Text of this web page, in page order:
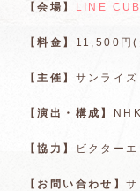
【会場】 LINE
【料金】 11,500円(
【主催】 サンライ
【演出・構成】
【協力】 ビクター
【お問い合わせ】